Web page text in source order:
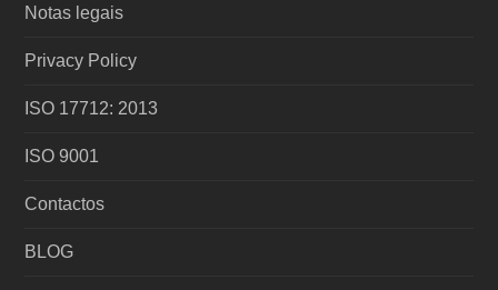
Notas legais
Privacy Policy
ISO 17712: 2013
ISO 9001
Contactos
BLOG